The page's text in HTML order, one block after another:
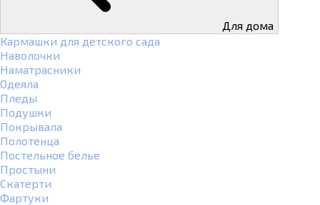
Для дома
Кармашки для детского сада
Наволочки
Наматрасники
Одеяла
Пледы
Подушки
Покрывала
Полотенца
Постельное белье
Простыни
Скатерти
Фартуки